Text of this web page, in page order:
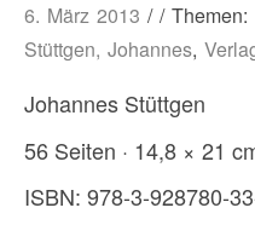
6. März 2013 / / Themen:
Stüttgen, Johannes,
Johannes Stüttgen
56 Seiten · 14,8 × 21
ISBN: 978-3-928780-